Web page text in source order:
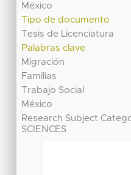
México
Tipo de documento
Tesis de Licenciatura
Palabras clave
Migración
Familias
Trabajo Social
México
Research Subject
SCIENCES